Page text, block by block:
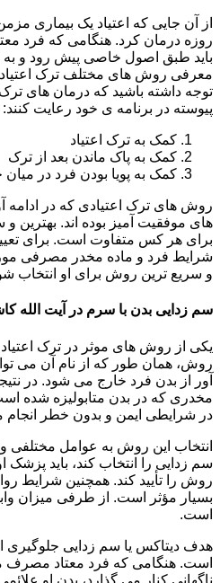
از آن جایی که اعتیاد یک بیماری
روزه درمان کرد. هنگامی که فرد
باید طبق اصول خاصی پیش رود و به
معرفی روش های مختلف ترک اعتیاد
توجه داشته باشید که درمان های ترک
پیوسته در برنامه ی خود رعایت کنند:
کمک به ترک اعتیاد
کمک به پاک ماندن بعد از ترک
کمک به پویا بودن فرد در میان
روش های ترک اعتیادی که در
های موفقیت آمیز بوده اند. بهترین
برای هر کس متفاوت است. برای
شرایط فرد و ماده مخدر مصرفی
و سریع ترین روش برای او انتخاب
سم زدایی بدن با سرم در آیت الله
یکی از روش های موثر در ترک
روش، همان طور که از نام آن می
آور از بدن فرد خارج می شود. در
مخدری که در بدن متابولیزه شده
در شرایطی ایمن و بدون خطر
انتخاب این روش به عوامل مختلفی
سم زدایی را انتخاب کند، باید
روش را تأیید کند. همچنین شرایط
بسیار مؤثر است. از طرفی میزان
است.
هدف دیتاکس یا سم زدایی جلوگیری
است. هنگامی که فرد معتاد مصرف
ناگهانی کنار می گذارد، بدن او